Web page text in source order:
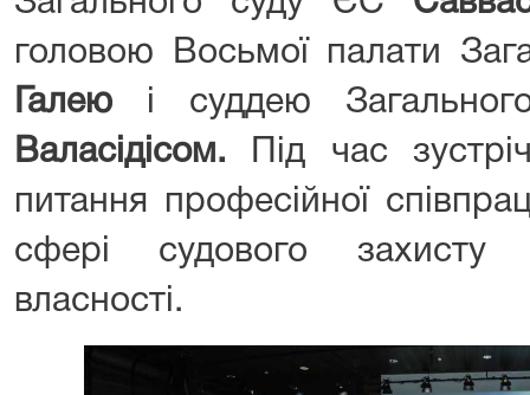
головою Восьмої палати
Галею і суддею
Валасідісом. Під час
питання професійної
сфері судового захисту
власності.